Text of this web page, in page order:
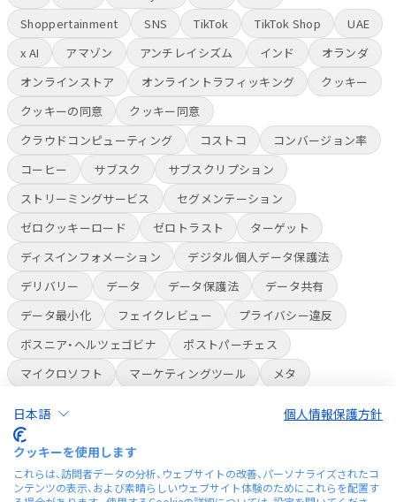
Shoppertainment
SNS TikTok TikTok Shop
UAE
x AI
アマゾン アンチレイシズム インド
オランダ
オンラインストア
オンライントラフィッキング
クッキー
クッキーの同意
クッキー同意
クラウドコンピューティング
コストコ
コンバージョン率
コーヒー
サブスク
サブスクリプション
ストリーミングサービス
セグメンテーション
ゼロクッキーロード
ゼロトラスト
ターゲット
ディスインフォメーション
デジタル個人データ保護法
デリバリー
データ データ保護法
データ共有
データ最小化
フェイクレビュー
プライバシー違反
ボスニア・ヘルツェゴビナ
ポストパーチェス
マイクロソフト
マーケティングツール
メタ
人種差別
多言語チャットボット
有料会員
独自チップ 米国プライバシー法 航空貨物
日本語 個人情報保護方針
クッキーを使用します
これらは、訪問者データの分析、ウェブサイトの改善、パーソナライズされたコ
ンテンツの表示、および素晴らしいウェブサイト体験のためにこれらを配置す